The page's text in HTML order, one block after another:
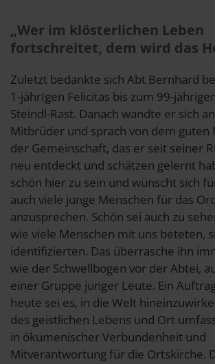
„Wer im klösterlichen Leben
fortschreitet, dem wird das
Zuletzt bedankte sich Abt Bernhard
1-jährIgen Felicitas bis zum 99-
Steindl-Rast. Danach wandte er sich
Mitbrüder und sprach von dem guten
der Gemeinschaft, das er seit seiner
neu entdeckt und schätzen gelernt
schön hier zu sein und wünscht sich
auch viele junge Menschen für das
anzusprechen. Schön sei auch zu
wie viele Menschen mit uns beteten,
identifizierten. Das überrasche ihn
wie der Schwellbogen vor der Abtei,
einer Gruppe junger Leute. Ein
heute sei es, in die Welt
des geistlichen Lebens und Ort
in ökumenischer Verbundenheit und
Mitverantwortung für die Ortskirche.